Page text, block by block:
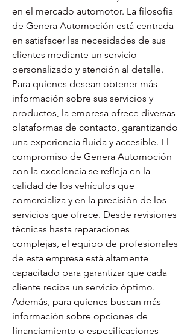
en el mercado automotor. La filosofía
de Genera Automoción está centrada
en satisfacer las necesidades de sus
clientes mediante un servicio
personalizado y atención al detalle.
Para quienes desean obtener más
información sobre sus servicios y
productos, la empresa ofrece diversas
plataformas de contacto, garantizando
una experiencia fluida y accesible. El
compromiso de Genera Automoción
con la excelencia se refleja en la
calidad de los vehículos que
comercializa y en la precisión de los
servicios que ofrece. Desde revisiones
técnicas hasta reparaciones
complejas, el equipo de profesionales
de esta empresa está altamente
capacitado para garantizar que cada
cliente reciba un servicio óptimo.
Además, para quienes buscan más
información sobre opciones de
financiamiento o especificaciones